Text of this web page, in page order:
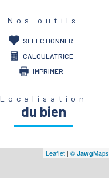
Nos outils
SÉLECTIONNER
CALCULATRICE
IMPRIMER
Localisation
du bien
Leaflet | © JawgMaps